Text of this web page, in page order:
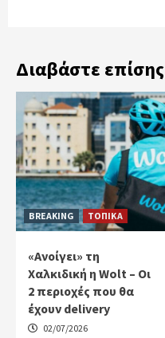
Διαβάστε επίσης
BREAKING ΤΟΠΙΚΑ
«Ανοίγει» τη
Χαλκιδική η Wolt – Οι
2 περιοχές που θα
έχουν delivery
02/07/2026